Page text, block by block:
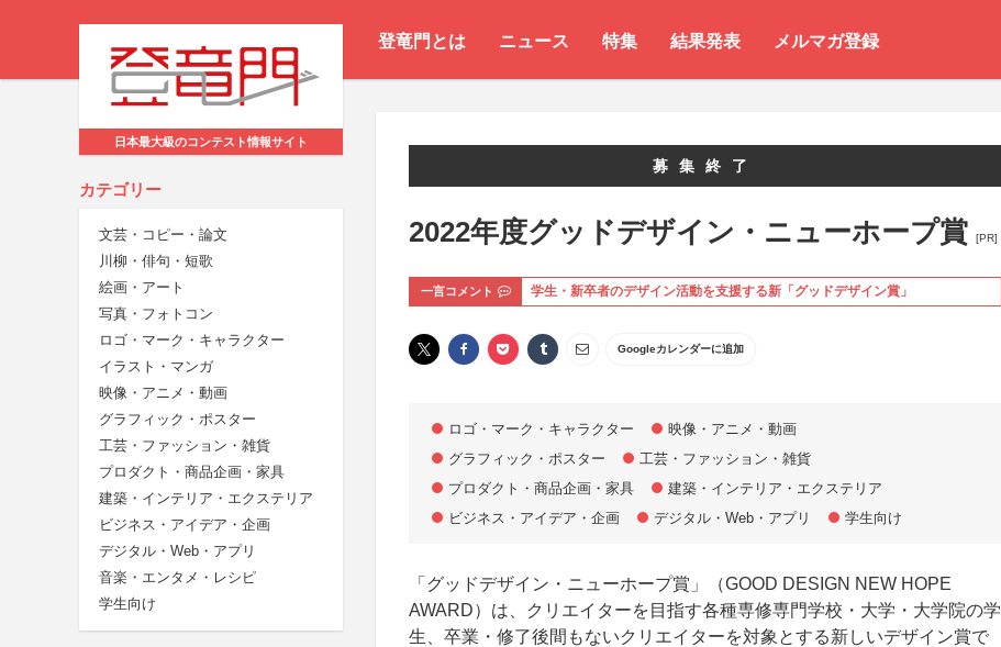
登竜門とは ニュース 特集 結果発表 メルマガ登録
日本最大級のコンテスト情報サイト
カテゴリー
文芸・コピー・論文
川柳・俳句・短歌
絵画・アート
写真・フォトコン
ロゴ・マーク・キャラクター
イラスト・マンガ
映像・アニメ・動画
グラフィック・ポスター
工芸・ファッション・雑貨
プロダクト・商品企画・家具
建築・インテリア・エクステリア
ビジネス・アイデア・企画
デジタル・Web・アプリ
音楽・エンタメ・レシピ
学生向け
募集終了
2022年度グッドデザイン・ニューホープ賞 [PR]
一言コメント 学生・新卒者のデザイン活動を支援する新「グッドデザイン賞」
Googleカレンダーに追加
ロゴ・マーク・キャラクター
映像・アニメ・動画
グラフィック・ポスター
工芸・ファッション・雑貨
プロダクト・商品企画・家具
建築・インテリア・エクステリア
ビジネス・アイデア・企画
デジタル・Web・アプリ 学生向け
「グッドデザイン・ニューホープ賞」（GOOD DESIGN NEW HOPE
AWARD）は、クリエイターを目指す各種専修専門学校・大学・大学院の学
生、卒業・修了後間もないクリエイターを対象とする新しいデザイン賞で